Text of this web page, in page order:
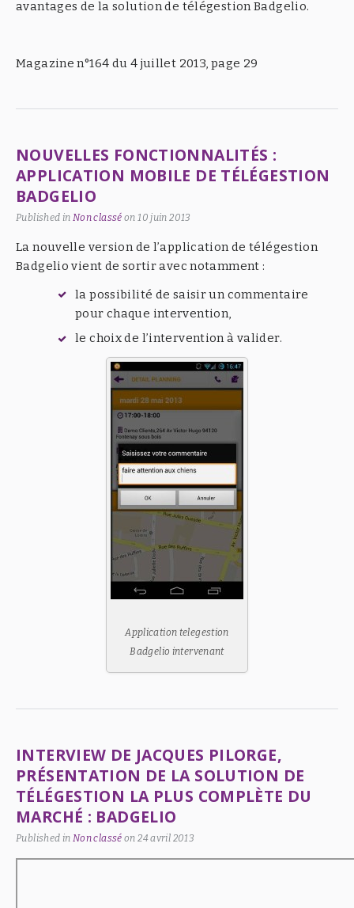
avantages de la solution de télégestion Badgelio.
Magazine n°164 du 4 juillet 2013, page 29
NOUVELLES FONCTIONNALITÉS :
APPLICATION MOBILE DE TÉLÉGESTION
BADGELIO
Published in Non classé on 10 juin 2013
La nouvelle version de l’application de télégestion
Badgelio vient de sortir avec notamment :
la possibilité de saisir un commentaire
pour chaque intervention,
le choix de l’intervention à valider.
Application telegestion
Badgelio intervenant
INTERVIEW DE JACQUES PILORGE,
PRÉSENTATION DE LA SOLUTION DE
TÉLÉGESTION LA PLUS COMPLÈTE DU
MARCHÉ : BADGELIO
Published in Non classé on24 avril 2013